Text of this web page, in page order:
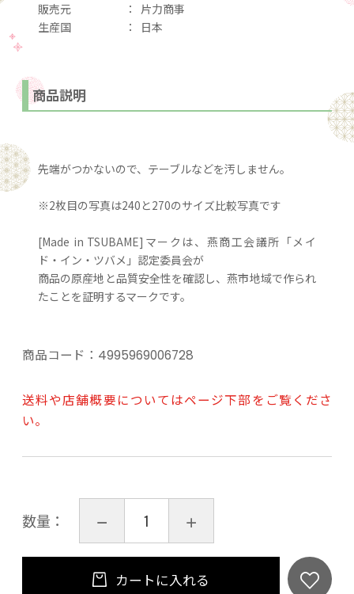
販売元
： 片力商事
生産国
： 日本
商品説明
先端がつかないので、テーブルなどを汚しません。
※2枚目の写真は240と270のサイズ比較写真です
[Made in TSUBAME]マークは、燕商工会議所「メイ
ド・イン・ツバメ」認定委員会が
商品の原産地と品質安全性を確認し、燕市地域で作られ
たことを証明するマークです。
商品コード： 4995969006728
送料や店舗概要についてはページ下部をご覧くださ
い。
数量：
カートに入れる